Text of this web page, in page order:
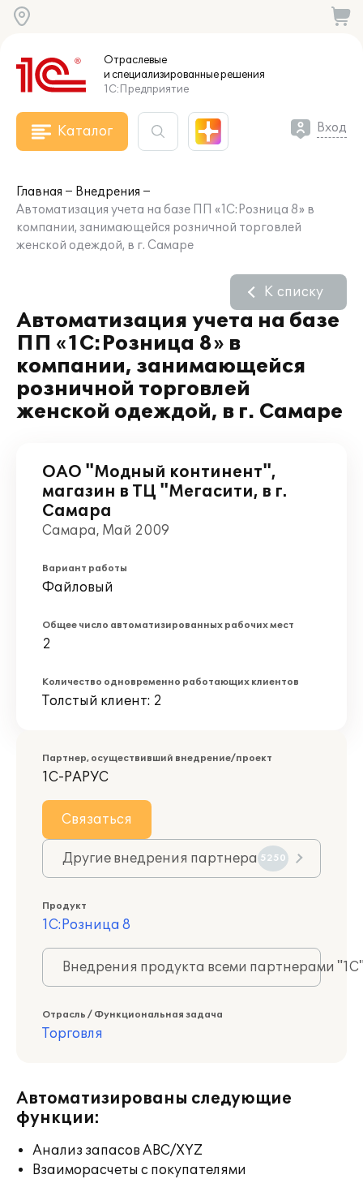
Отраслевые
и специализированныерешения
1С:Предприятие
Каталог Вход
Главная
Внедрения
Автоматизация учета на базе ПП «1С:Розница 8» в
компании, занимающейся розничной торговлей
женской одеждой, в г. Самаре
Автоматизация учета на базе
ПП «1С:Розница 8» в
компании, занимающейся
розничной торговлей
женской одеждой, в г. Самаре
К списку
ОАО "Модный континент",
магазин в ТЦ "Мегасити, в г.
Самара
Самара, Май 2009
Вариант работы
Файловый
Общее число автоматизированных рабочих мест
2
Количество одновременно работающих клиентов
Толстый клиент: 2
Партнер, осуществивший внедрение/проект
1С-РАРУС
Связаться
Другие внедрения партнера 5250
Продукт
1С:Розница 8
Внедрения продукта всеми партнерами
Отрасль / Функциональная задача
Торговля
Автоматизированы следующие
функции:
Анализ запасов ABC/XYZ
Взаиморасчеты с покупателями